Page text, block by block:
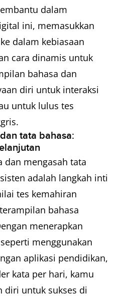
dalam
ini, memasukkan
dalam kebiasaan
cara dinamis untuk
bahasa dan
diri untuk interaksi
untuk lulus tes
tata bahasa:
dan mengasah tata
adalah langkah inti
tes kemahiran
bahasa
menerapkan
menggunakan
aplikasi pendidikan,
kata per hari, kamu
diri untuk sukses di